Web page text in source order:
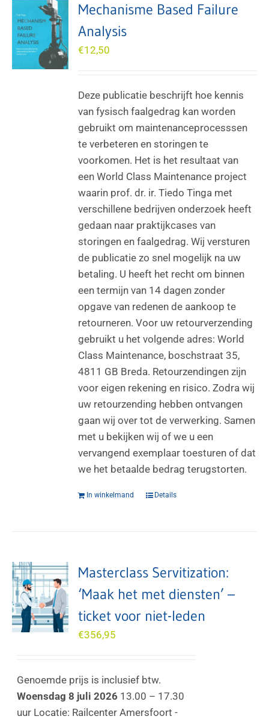
Mechanisme Based Failure
Analysis
€12,50
Deze publicatie beschrijft hoe kennis
van fysisch faalgedrag kan worden
gebruikt om maintenanceprocesssen
te verbeteren en storingen te
voorkomen. Het is het resultaat van
een World Class Maintenance project
waarin prof. dr. ir. Tiedo Tinga met
verschillene bedrijven onderzoek heeft
gedaan naar praktijkcases van
storingen en faalgedrag. Wij versturen
de publicatie zo snel mogelijk na uw
betaling. U heeft het recht om binnen
een termijn van 14 dagen zonder
opgave van redenen de aankoop te
retourneren. Voor uw retourverzending
gebruikt u het volgende adres: World
Class Maintenance, boschstraat 35,
4811 GB Breda. Retourzendingen zijn
voor eigen rekening en risico. Zodra wij
uw retourzending hebben ontvangen
gaan wij over tot de verwerking. Samen
met u bekijken wij of we u een
vervangend exemplaar toesturen of dat
we het betaalde bedrag terugstorten.
In winkelmand Details
Masterclass Servitization:
‘Maak het met diensten’ –
ticket voor niet-leden
€356,95
Genoemde prijs is inclusief btw.
Woensdag 8 juli 2026 13.00 – 17.30
uur Locatie: Railcenter Amersfoort -